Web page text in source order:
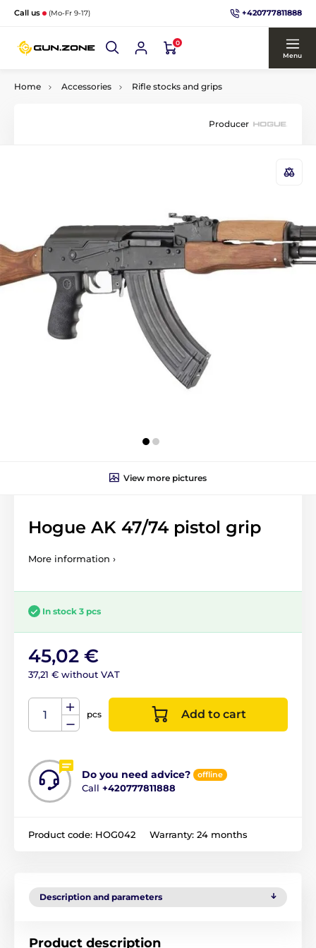
Call us (Mo-Fr 9-17) +420777811888
0
Menu
Home Accessories Rifle stocks and grips
Producer
View more pictures
Hogue AK 47/74 pistol grip
More information ›
In stock 3 pcs
45,02 €
37,21 € without VAT
pcs Add to cart
Do you need advice? offline
Call +420777811888
Product code: HOG042 Warranty: 24 months
Description and parameters
Product description